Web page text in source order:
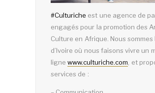
#Culturiche est une agence de
engagés pour la promotion des
Culture en Afrique. Nous
d’Ivoire où nous faisons vivre un
lignewww.culturiche.com , et
services de :